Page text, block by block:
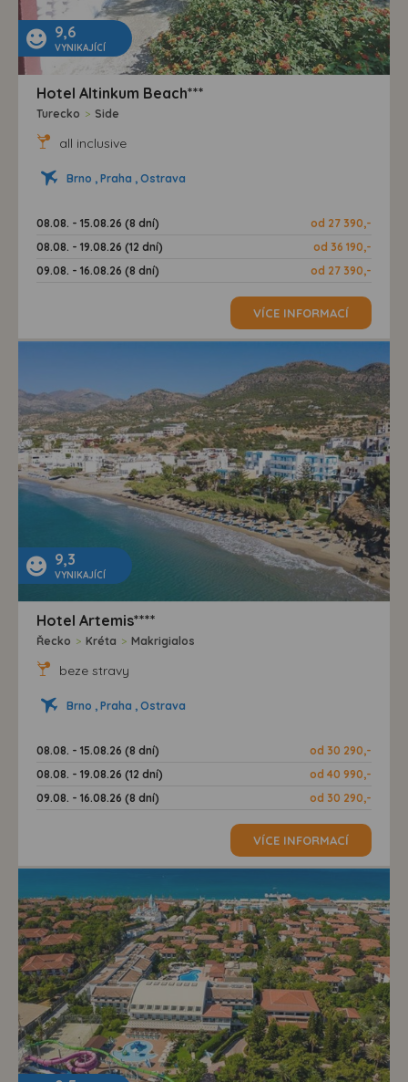
9,6
VYNIKAJÍCÍ
Hotel Altinkum Beach***
Turecko > Side
all inclusive
Brno , Praha , Ostrava
08.08. - 15.08.26 (8 dní)
od 27 390,-
08.08. - 19.08.26 (12 dní)
od 36 190,-
09.08. - 16.08.26 (8 dní)
od 27 390,-
VÍCE INFORMACÍ
9,3
VYNIKAJÍCÍ
Hotel Artemis****
Řecko > Kréta > Makrigialos
beze stravy
Brno , Praha , Ostrava
08.08. - 15.08.26 (8 dní)
od 30 290,-
08.08. - 19.08.26 (12 dní)
od 40 990,-
09.08. - 16.08.26 (8 dní)
od 30 290,-
VÍCE INFORMACÍ